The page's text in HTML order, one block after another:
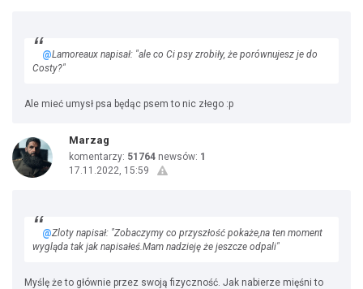
@Lamoreaux napisał: "ale co Ci psy zrobiły, że porównujesz je do
Costy?"
Ale mieć umysł psa będąc psem to nic złego :p
Marzag
komentarzy: 51764 newsów: 1
17.11.2022, 15:59
@Zloty napisał: "Zobaczymy co przyszłość pokaże,na ten moment
wygląda tak jak napisałeś.Mam nadzieję że jeszcze odpali"
Myślę że to głównie przez swoją fizyczność. Jak nabierze mięśni to